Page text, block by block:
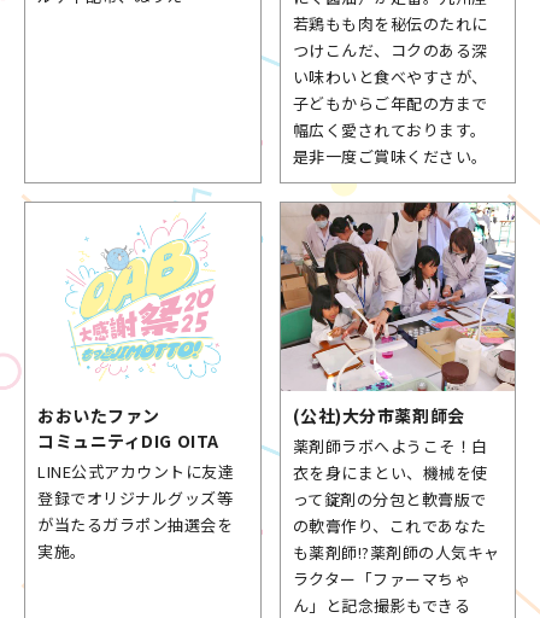
若鶏もも肉を秘伝のたれに
つけこんだ、コクのある深
い味わいと食べやすさが、
子どもからご年配の方まで
幅広く愛されております。
是非一度ご賞味ください。
おおいたファン
コミュニティ DIG OITA
LINE公式アカウントに友達
登録でオリジナルグッズ等
が当たるガラポン抽選会を
実施。
(公社)大分市薬剤師会
薬剤師ラボへようこそ！白
衣を身にまとい、機械を使
って錠剤の分包と軟膏版で
の軟膏作り、これであなた
も薬剤師!?薬剤師の人気キャ
ラクター「ファーマちゃ
ん」と記念撮影もできる